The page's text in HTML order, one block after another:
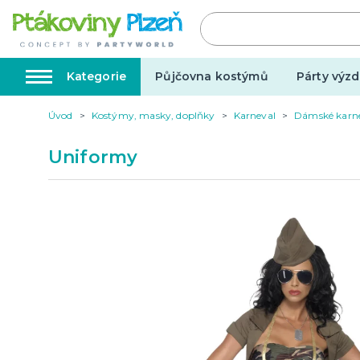
Kategorie Půjčovna kostýmů Párty
Svatba
Svatby
Úvod Kostýmy, masky, doplňky Karneval Dámské
Uniformy